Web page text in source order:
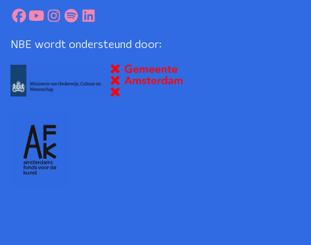
NBE wordt ondersteund door: